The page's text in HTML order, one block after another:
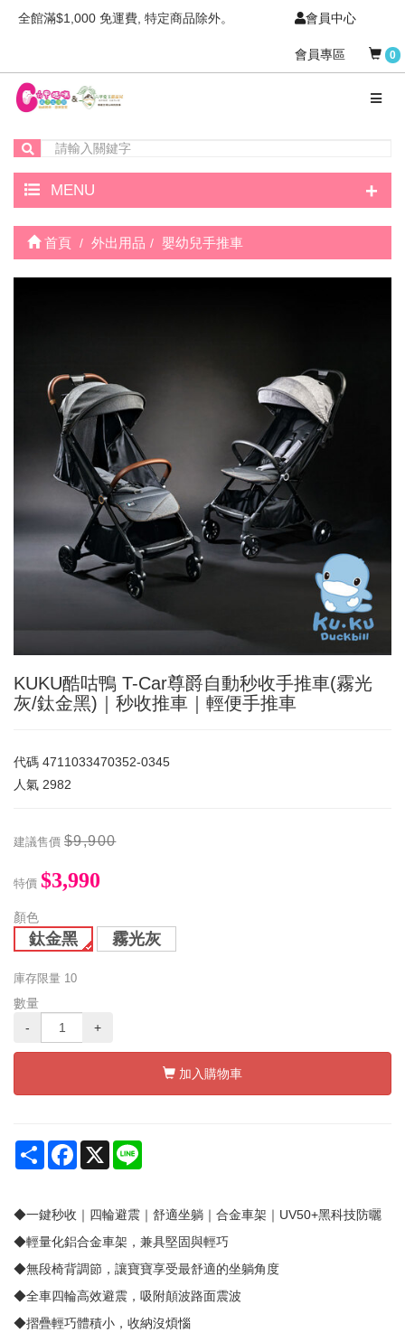
全館滿$1,000 免運費, 特定商品除外。 會員中心
會員專區 0
MENU +
首頁 外出用品 嬰幼兒手推車
KUKU酷咕鴨 T-Car尊爵自動秒收手推車(霧光
灰/鈦金黑)｜秒收推車｜輕便手推車
代碼 4711033470352-0345
人氣 2982
建議售價 $9,900
特價 $3,990
顏色
鈦金黑 霧光灰
庫存限量 10
數量
-
+
加入購物車
Share Facebook
X
◆一鍵秒收｜四輪避震｜舒適坐躺｜合金車架｜UV50+黑科技防曬
◆輕量化鋁合金車架，兼具堅固與輕巧
◆無段椅背調節，讓寶寶享受最舒適的坐躺角度
◆全車四輪高效避震，吸附顛波路面震波
◆摺疊輕巧體積小，收納沒煩惱